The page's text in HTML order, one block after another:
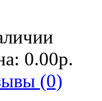
0.00р.
(0)